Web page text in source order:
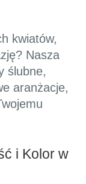
kwiatów,
Nasza
ślubne,
aranżacje,
i Kolor w